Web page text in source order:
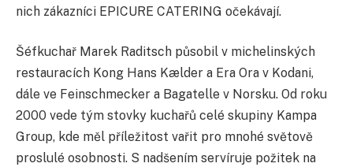
nich zákazníci EPICURE CATERING očekávají.
Šéfkuchař Marek Raditsch působil v michelinských
restauracích Kong Hans Kælder a Era Ora v Kodani,
dále ve Feinschmecker a Bagatelle v Norsku. Od roku
2000 vede tým stovky kuchařů celé skupiny Kampa
Group, kde měl příležitost vařit pro mnohé světově
proslulé osobnosti. S nadšením servíruje požitek na